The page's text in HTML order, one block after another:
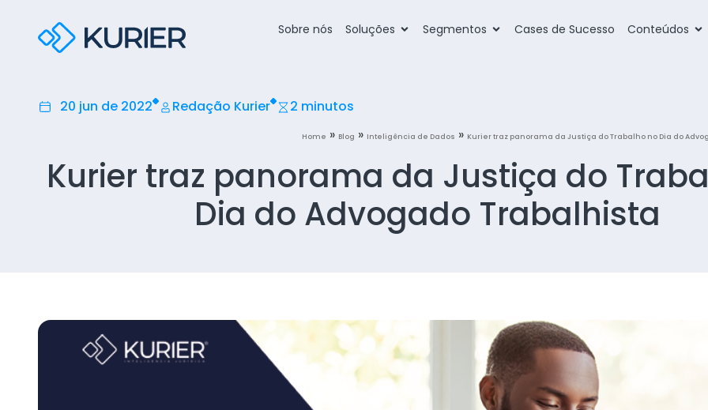
Sobre nós Soluções Segmentos Cases de Sucesso Conteúdos
20 jun de 2022 Redação Kurier 2 minutos
Home » Blog » Inteligência de Dados » Kurier traz panorama da Justiça do Trabalho no Dia do
Kurier traz panorama da Justiça do
Dia do Advogado Trabalhista